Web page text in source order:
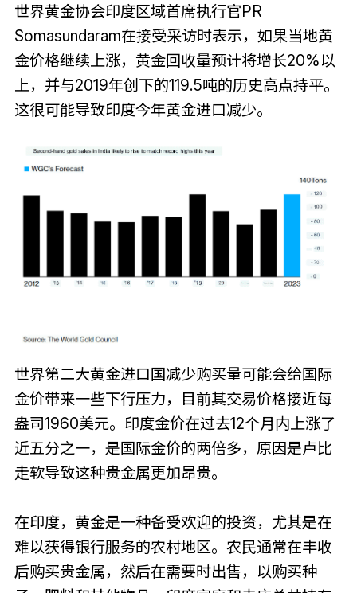
世界黄金协会印度区域首席执行官PR
Somasundaram在接受采访时表示，如果当地黄
金价格继续上涨，黄金回收量预计将增长20%以
上，并与2019年创下的119.5吨的历史高点持平。
这很可能导致印度今年黄金进口减少。
世界第二大黄金进口国减少购买量可能会给国际
金价带来一些下行压力，目前其交易价格接近每
盎司1960美元。印度金价在过去12个月内上涨了
近五分之一，是国际金价的两倍多，原因是卢比
走软导致这种贵金属更加昂贵。
在印度，黄金是一种备受欢迎的投资，尤其是在
难以获得银行服务的农村地区。农民通常在丰收
后购买贵金属，然后在需要时出售，以购买种